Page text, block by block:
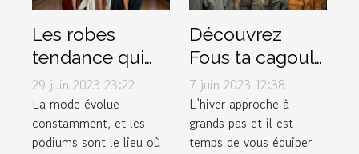
Les robes
tendance qui
font fureur sur
les podiums de
la mode
29 juin 2023 23:22
La mode évolue
constamment, et les
podiums sont le lieu où
Découvrez
Fous ta cagoule
: la boutique
incontournable
pour vos
accessoires
7 juin 2023 12:38
L’hiver approche à
grands pas et il est
temps de vous équiper